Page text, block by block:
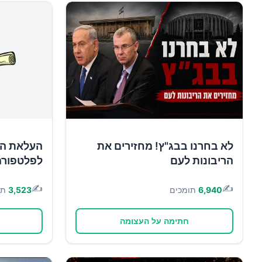
לא בחרנו בבג"ץ! מחזירים את
הריבונות לעם
✍️
6,940 תומכים
חתימה על העצומה
העלאת
✍️
3,523